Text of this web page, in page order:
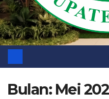
Bulan: Mei